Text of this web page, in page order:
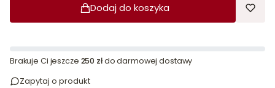
Dodaj do koszyka
Brakuje Ci jeszcze 250 złdo darmowej dostawy
Zapytaj o produkt